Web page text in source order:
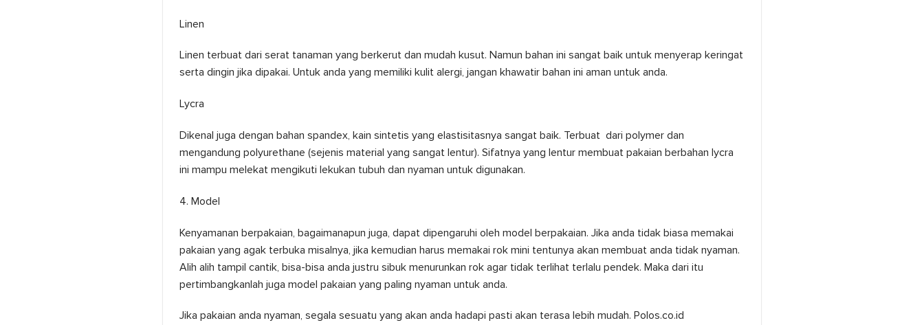
Linen
Linen terbuat dari serat tanaman yang berkerut dan mudah kusut. Namun bahan ini sangat baik untuk menyerap keringat
serta dingin jika dipakai. Untuk anda yang memiliki kulit alergi, jangan khawatir bahan ini aman untuk anda.
Lycra
Dikenal juga dengan bahan spandex, kain sintetis yang elastisitasnya sangat baik. Terbuat dari polymer dan
mengandung polyurethane (sejenis material yang sangat lentur). Sifatnya yang lentur membuat pakaian berbahan lycra
ini mampu melekat mengikuti lekukan tubuh dan nyaman untuk digunakan.
4. Model
Kenyamanan berpakaian, bagaimanapun juga, dapat dipengaruhi oleh model berpakaian. Jika anda tidak biasa memakai
pakaian yang agak terbuka misalnya, jika kemudian harus memakai rok mini tentunya akan membuat anda tidak nyaman.
Alih alih tampil cantik, bisa-bisa anda justru sibuk menurunkan rok agar tidak terlihat terlalu pendek. Maka dari itu
pertimbangkanlah juga model pakaian yang paling nyaman untuk anda.
Jika pakaian anda nyaman, segala sesuatu yang akan anda hadapi pasti akan terasa lebih mudah. Polos.co.id